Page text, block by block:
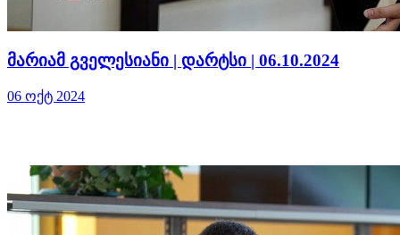
მარიამ გველესიანი | დარტსი | 06.10.2024
06 ოქტ 2024